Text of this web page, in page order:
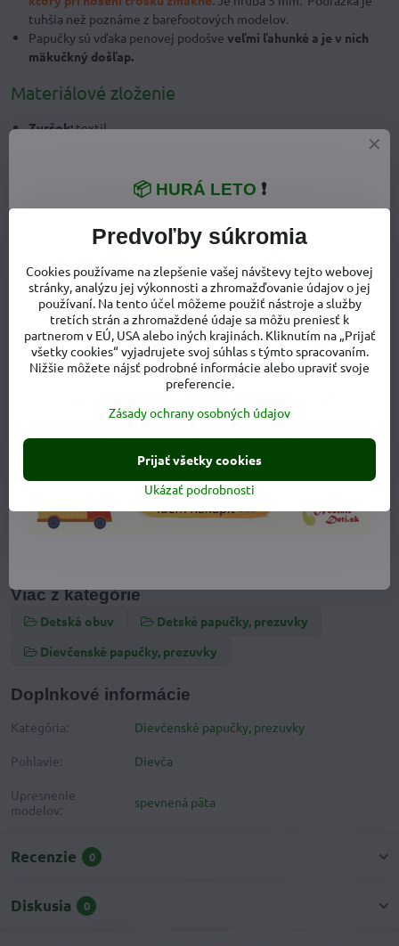
tuhšia než poznáme z barefootových modelov.
Papučky sú vďaka penovej podošve veľmi ľahunké a je v nich
mäkučkný došľap.
Materiálové zloženie
Zvršok:textil
Viac z kategórie
Detská obuv
Detské papučky, prezuvky
Dievčenské papučky, prezuvky
Doplnkové informácie
Kategória: Dievčenské papučky, prezuvky
Pohlavie: Dievča
Upresnenie
modelov:
spevnená päta
Recenzie 0
Diskusia 0
Predvoľby súkromia
Cookies používame na zlepšenie vašej návštevy tejto webovej
stránky, analýzu jej výkonnosti a zhromažďovanie údajov o jej
používaní. Na tento účel môžeme použiť nástroje a služby
tretích strán a zhromaždené údaje sa môžu preniesť k
partnerom v EÚ, USA alebo iných krajinách. Kliknutím na „Prijať
všetky cookies“ vyjadrujete svoj súhlas s týmto spracovaním.
Nižšie môžete nájsť podrobné informácie alebo upraviť svoje
preferencie.
Zásady ochrany osobných údajov
Ukázať podrobnosti
Prijať všetky cookies
📦 HURÁ LETO ❗